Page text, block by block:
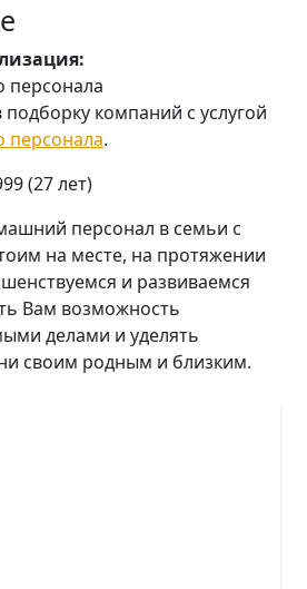
персонала
подборку компаний с услугой
персонала.
(27 лет)
персонал в семьи с
на месте, на протяжении
и развиваемся
Вам возможность
делами и уделять
своим родным и близким.